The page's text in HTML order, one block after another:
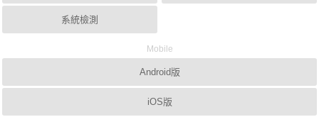
系統檢測
Mobile
Android版
iOS版